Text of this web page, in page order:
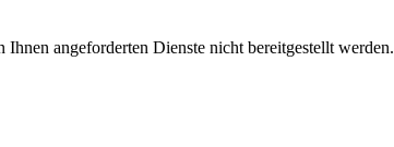
angeforderten Dienste nicht bereitgestellt werden.